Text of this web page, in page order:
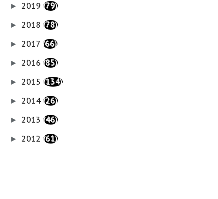
► 2019 (79)
► 2018 (78)
► 2017 (66)
► 2016 (85)
► 2015 (134)
► 2014 (26)
► 2013 (46)
► 2012 (61)